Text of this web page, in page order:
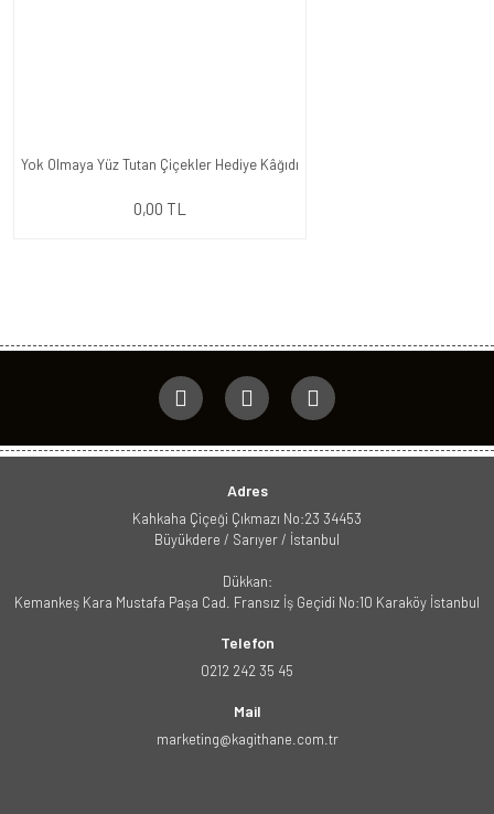
Yok Olmaya Yüz Tutan Çiçekler Hediye Kâğıdı
0,00 TL
Adres
Kahkaha Çiçeği Çıkmazı No:23 34453
Büyükdere / Sarıyer / İstanbul
Dükkan:
Kemankeş Kara Mustafa Paşa Cad. Fransız İş Geçidi No:10 Karaköy İstanbul
Telefon
0212 242 35 45
Mail
marketing@kagithane.com.tr